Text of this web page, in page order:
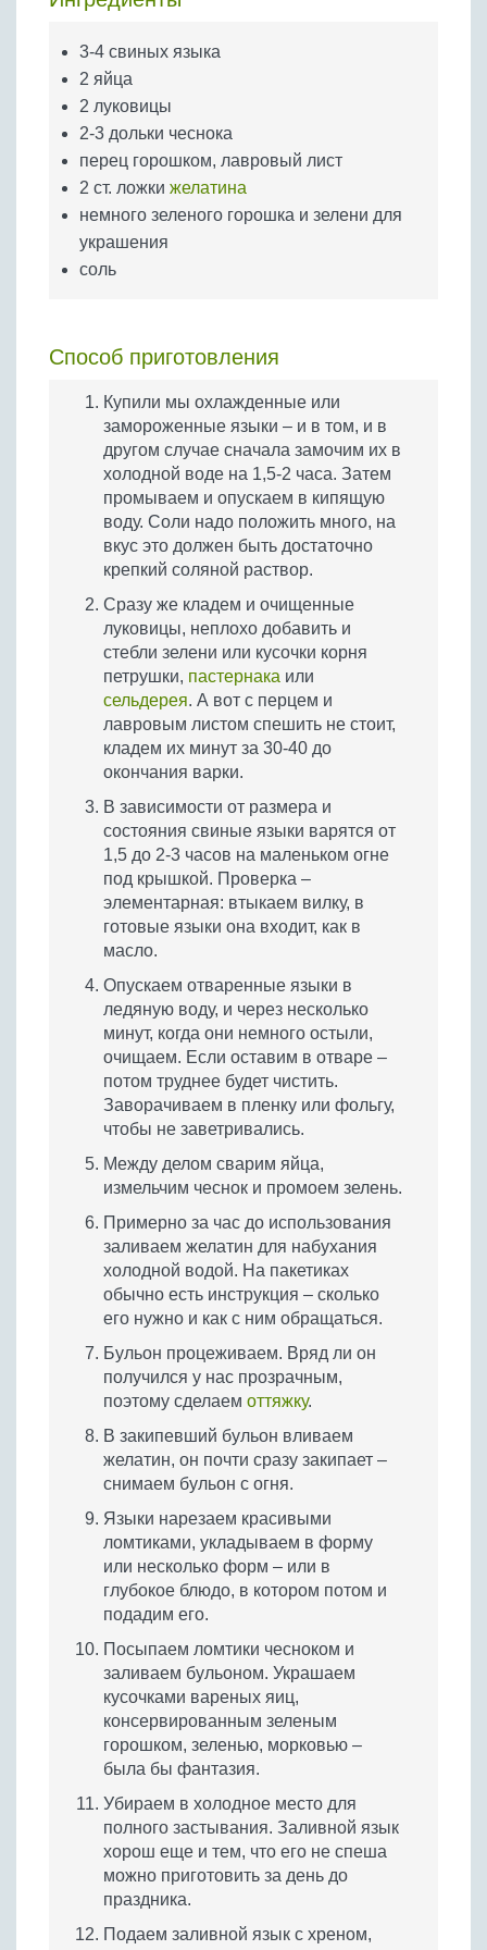
Бобовые
Яйца
Крупы
3-4 свиных языка
2 яйца
2 луковицы
2-3 дольки чеснока
перец горошком, лавровый лист
2 ст. ложки желатина
немного зеленого горошка и зелени для
украшения
соль
Способ приготовления
Купили мы охлажденные или
замороженные языки – и в том, и в
другом случае сначала замочим их в
холодной воде на 1,5-2 часа. Затем
промываем и опускаем в кипящую
воду. Соли надо положить много, на
вкус это должен быть достаточно
крепкий соляной раствор.
Сразу же кладем и очищенные
луковицы, неплохо добавить и
стебли зелени или кусочки корня
петрушки, пастернака или
сельдерея. А вот с перцем и
лавровым листом спешить не стоит,
кладем их минут за 30-40 до
окончания варки.
В зависимости от размера и
состояния свиные языки варятся от
1,5 до 2-3 часов на маленьком огне
под крышкой. Проверка –
элементарная: втыкаем вилку, в
готовые языки она входит, как в
масло.
Опускаем отваренные языки в
ледяную воду, и через несколько
минут, когда они немного остыли,
очищаем. Если оставим в отваре –
потом труднее будет чистить.
Заворачиваем в пленку или фольгу,
чтобы не заветривались.
Между делом сварим яйца,
измельчим чеснок и промоем зелень.
Примерно за час до использования
заливаем желатин для набухания
холодной водой. На пакетиках
обычно есть инструкция – сколько
его нужно и как с ним обращаться.
Бульон процеживаем. Вряд ли он
получился у нас прозрачным,
поэтому сделаем оттяжку.
В закипевший бульон вливаем
желатин, он почти сразу закипает –
снимаем бульон с огня.
Языки нарезаем красивыми
ломтиками, укладываем в форму
или несколько форм – или в
глубокое блюдо, в котором потом и
подадим его.
Посыпаем ломтики чесноком и
заливаем бульоном. Украшаем
кусочками вареных яиц,
консервированным зеленым
горошком, зеленью, морковью –
была бы фантазия.
Убираем в холодное место для
полного застывания. Заливной язык
хорош еще и тем, что его не спеша
можно приготовить за день до
праздника.
Подаем заливной язык с хреном,